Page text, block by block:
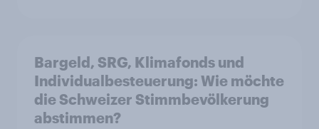
Bargeld, SRG, Klimafonds und
Individualbesteuerung: Wie möchte
die Schweizer Stimmbevölkerung
abstimmen?